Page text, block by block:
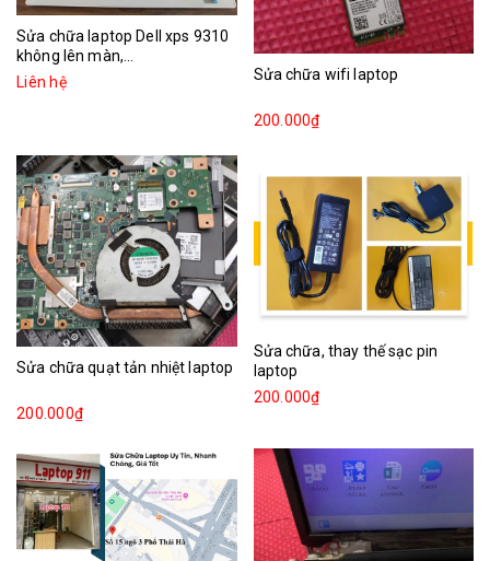
Sửa chữa laptop Dell xps 9310
không lên màn,...
Liên hệ
Sửa chữa wifi laptop
200.000₫
Sửa chữa quạt tản nhiệt laptop
200.000₫
Sửa chữa, thay thế sạc pin
laptop
200.000₫